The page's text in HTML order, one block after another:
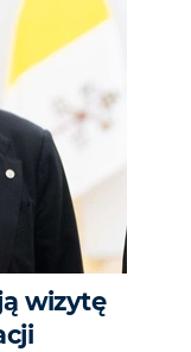
wizytę